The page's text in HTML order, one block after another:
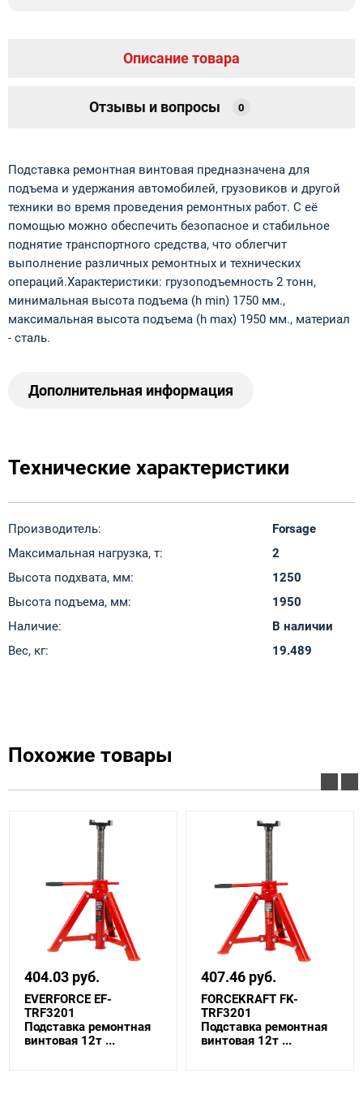
Описание товара
Отзывы и вопросы 0
Подставка ремонтная винтовая предназначена для
подъема и удержания автомобилей, грузовиков и другой
техники во время проведения ремонтных работ. С её
помощью можно обеспечить безопасное и стабильное
поднятие транспортного средства, что облегчит
выполнение различных ремонтных и технических
операций.Характеристики: грузоподъемность 2 тонн,
минимальная высота подъема (h min) 1750 мм.,
максимальная высота подъема (h max) 1950 мм., материал
- сталь.
Дополнительная информация
Технические характеристики
Производитель:
Forsage
Максимальная нагрузка, т:
2
Высота подхвата, мм:
1250
Высота подъема, мм:
1950
Наличие:
В наличии
Вес, кг:
19.489
Похожие товары
404.03 руб.
EVERFORCE EF-
TRF3201
Подставка ремонтная
винтовая 12т ...
407.46 руб.
FORCEKRAFT FK-
TRF3201
Подставка ремонтная
винтовая 12т ...